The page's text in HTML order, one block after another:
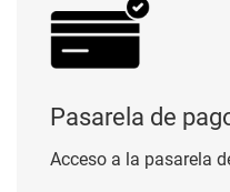
Pasarela de
Acceso a la pasarela